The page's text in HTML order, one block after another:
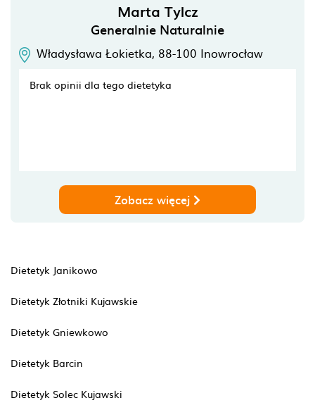
Marta Tylcz
Generalnie Naturalnie
Władysława Łokietka, 88-100 Inowrocław
Brak opinii dla tego dietetyka
Zobacz więcej
Dietetyk Janikowo
Dietetyk Złotniki Kujawskie
Dietetyk Gniewkowo
Dietetyk Barcin
Dietetyk Solec Kujawski